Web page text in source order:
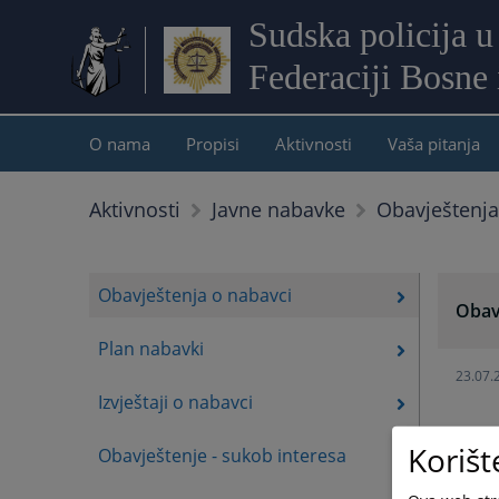
Sudska policija u
Federaciji
O nama Propisi Aktivnosti Vaša pitanja
Aktivnosti Javne nabavke
Obavještenja o nabavci
Plan nabavki
Izvještaji o nabavci
Obavještenje - sukob interesa